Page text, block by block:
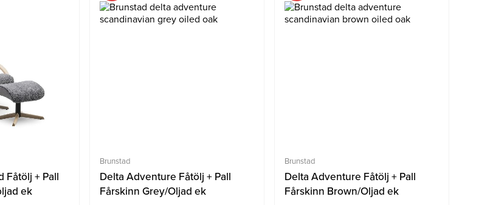
Fåtölj + Pall
ek
Brunstad
Delta Adventure Fåtölj + Pall
Fårskinn Grey/Oljad ek
Brunstad
Delta Adventure Fåtölj + Pall
Fårskinn Brown/Oljad ek